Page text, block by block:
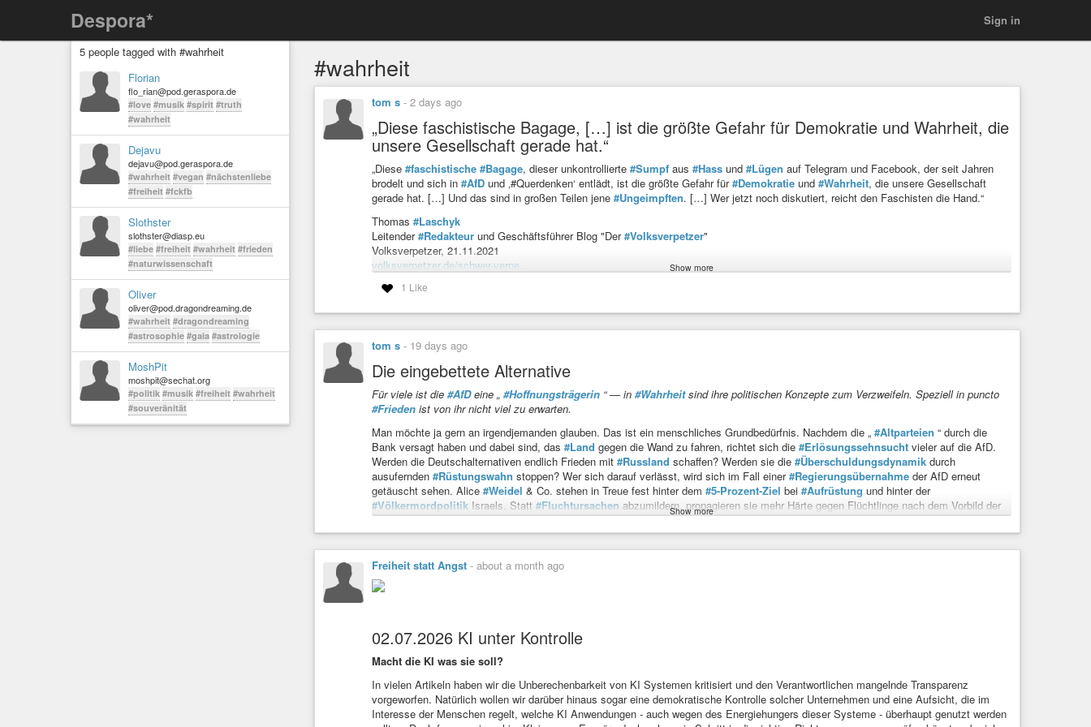
Despora* Sign in
5 people tagged with #wahrheit
Florian
flo_rian@pod.geraspora.de
#love #musik #spirit #truth
#wahrheit
Dejavu
dejavu@pod.geraspora.de
#wahrheit #vegan #nächstenliebe
#freiheit #fckfb
Slothster
slothster@diasp.eu
#liebe #freiheit #wahrheit #frieden
#naturwissenschaft
Oliver
oliver@pod.dragondreaming.de
#wahrheit #dragondreaming
#astrosophie #gaia #astrologie
MoshPit
moshpit@sechat.org
#politik #musik #freiheit #wahrheit
#souveränität
#wahrheit
tom s - 2 days ago
„Diese faschistische Bagage, […] ist die größte Gefahr für Demokratie und Wahrheit, die
unsere Gesellschaft gerade hat.“
„Diese #faschistische #Bagage, dieser unkontrollierte #Sumpf aus #Hass und #Lügen auf Telegram und Facebook, der seit Jahren
brodelt und sich in #AfD und ‚#Querdenken‘ entlädt, ist die größte Gefahr für#Demokratie und #Wahrheit, die unsere Gesellschaft
gerade hat. […] Und das sind in großen Teilen jene #Ungeimpften. […] Wer jetzt noch diskutiert, reicht den Faschisten die Hand.“
Thomas #Laschyk
Leitender#Redakteur und Geschäftsführer Blog "Der#Volksverpetzer"
Volksverpetzer, 21.11.2021
volksverpetzer.de/schwer-verpe…
„Ich habe mitgemacht“ – Das Archiv für Corona-Unrecht
Show more
1 Like
tom s - 19 days ago
Die eingebettete Alternative
Für viele ist die #AfDeine „ #Hoffnungsträgerin “ — in #Wahrheitsind ihre politischen Konzepte zum Verzweifeln. Speziell in puncto
#Frieden ist von ihr nicht viel zu erwarten.
Man möchte ja gern an irgendjemanden glauben. Das ist ein menschliches Grundbedürfnis. Nachdem die „ #Altparteien “ durch die
Bank versagt haben und dabei sind, das #Land gegen die Wand zu fahren, richtet sich die #Erlösungssehnsucht vieler auf die AfD.
Werden die Deutschalternativen endlich Frieden mit #Russland schaffen? Werden sie die #Überschuldungsdynamik durch
ausufernden #Rüstungswahn stoppen? Wer sich darauf verlässt, wird sich im Fall einer#Regierungsübernahme der AfD erneut
getäuscht sehen. Alice #Weidel & Co. stehen in Treue fest hinter dem #5-Prozent-Ziel bei #Aufrüstung und hinter der
#Völkermordpolitik Israels. Statt #Fluchtursachen abzumildern, propagieren sie mehr Härte gegen Flüchtlinge nach dem Vorbild der
US-amerikanischen ICE-Behörde. Statt auf#Armutsbekämpfungsetzen sie auf#Privatstädteund damit auf weitere soziale Spaltung.
Wer innerhalb der Partei für bessere Kontakte zu Russland plädiert, sieht sich vielfach isoliert. Anstatt der AfD andauernd das Falsche
vorzuwerfen — eine „#Nazi-Partei“ zu sein — oder sie maßlos zu idealisieren, sollte sich der Diskurs endlich der nüchternen Wahrheit
annähern und klar machen, worin die wirkliche Gefahr des Aufstiegs der Rechtspopulisten liegt.
manova.news/artikel/die-eingeb…
Show more
Freiheit statt Angst - about a month ago
02.07.2026 KI unter Kontrolle
Macht die KI was sie soll?
In vielen Artikeln haben wir die Unberechenbarkeit von KI Systemen kritisiert und den Verantwortlichen mangelnde Transparenz
vorgeworfen. Natürlich wollen wir darüber hinaus sogar eine demokratische Kontrolle solcher Unternehmen und eine Aufsicht, die im
Interesse der Menschen regelt, welche KI Anwendungen - auch wegen des Energiehungers dieser Systeme - überhaupt genutzt werden